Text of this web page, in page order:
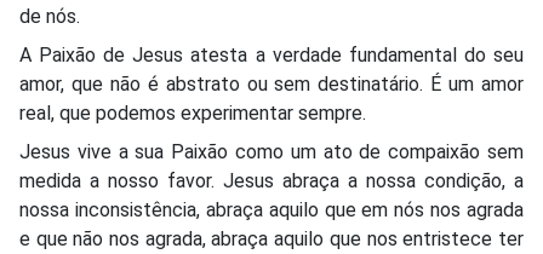
de nós.
A Paixão de Jesus atesta a verdade fundamental do seu
amor, que não é abstrato ou sem destinatário. É um amor
real, que podemos experimentar sempre.
Jesus vive a sua Paixão como um ato de compaixão sem
medida a nosso favor. Jesus abraça a nossa condição, a
nossa inconsistência, abraça aquilo que em nós nos agrada
e que não nos agrada, abraça aquilo que nos entristece ter